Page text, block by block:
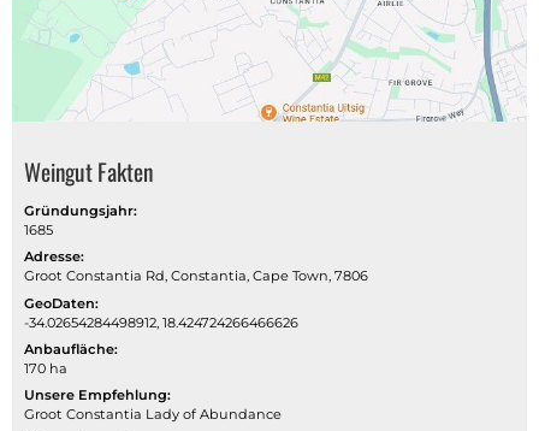
Weingut Fakten
Gründungsjahr:
1685
Adresse:
Groot Constantia Rd, Constantia, Cape Town, 7806
GeoDaten:
-34.02654284498912, 18.424724266466626
Anbaufläche:
170 ha
Unsere Empfehlung:
Groot Constantia Lady of Abundance